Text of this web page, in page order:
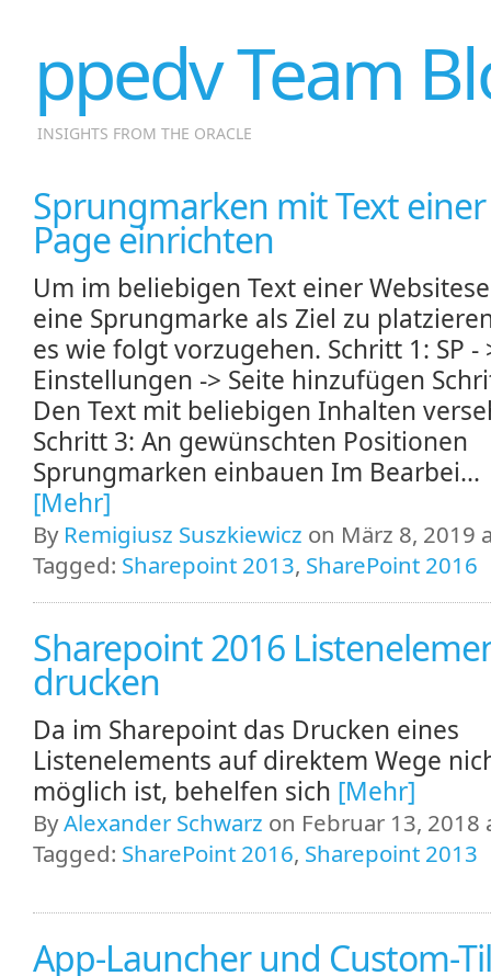
ppedv Team
INSIGHTS FROM THE ORACLE
Sprungmarken mit Text
Page einrichten
Um im beliebigen Text einer
eine Sprungmarke als Ziel zu
es wie folgt vorzugehen. Schritt 1: SP -
Einstellungen -> Seite hinzufügen
Den Text mit beliebigen Inhalten
Schritt 3: An gewünschten Positionen
Sprungmarken einbauen Im Bearbei...
[Mehr]
By Remigiusz Suszkiewicz on März 8, 2019
Tagged: Sharepoint 2013, SharePoint 2016
Sharepoint 2016
drucken
Da im Sharepoint das Drucken eines
Listenelements auf direktem Wege
möglich ist, behelfen sich [Mehr]
ByAlexander Schwarz on Februar 13, 2018
Tagged: SharePoint 2016, Sharepoint 2013
App-Launcher und Custom-